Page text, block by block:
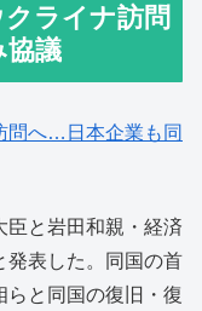
ライナ訪問
協議
問へ…日本企業も同
と岩田和親・経済
発表した。同国の首
らと同国の復旧・復